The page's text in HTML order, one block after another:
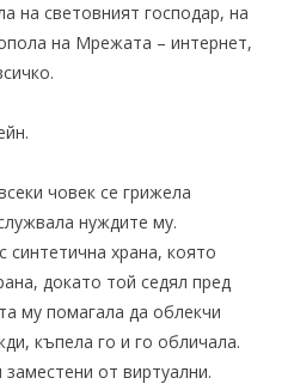
на световният господар, на
на Мрежата – интернет,
човек се грижела
нуждите му.
храна, която
докато той седял пред
му помагала да облекчи
къпела го и го обличала.
от виртуални.